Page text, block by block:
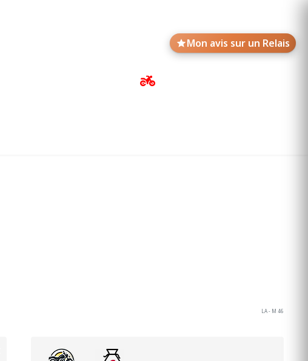
Mon avis sur un Relais
LA - M 46